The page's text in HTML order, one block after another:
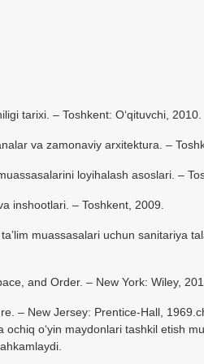
tarixi. – Toshkent: O‘qituvchi, 2010.
va zamonaviy arxitektura. –
loyihalash asoslari. –
inshootlari. – Toshkent, 2009.
muassasalari uchun sanitariya
and Order. – New York: Wiley,
– New Jersey: Prentice-Hall,
ochiq o‘yin maydonlari tashkil etish